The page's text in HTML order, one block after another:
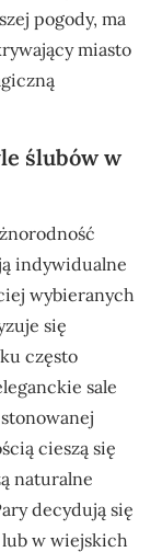
pogody, ma
miasto
ślubów w
indywidualne
wybieranych
się
często
sale
cieszą się
naturalne
decydują się
w wiejskich